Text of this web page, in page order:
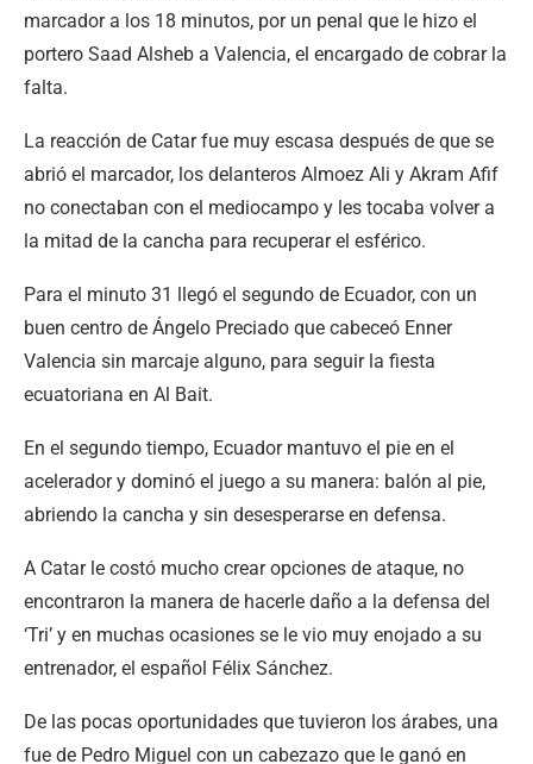
marcador a los 18 minutos, por un penal que le hizo el
portero Saad Alsheb a Valencia, el encargado de cobrar la
falta.
La reacción de Catar fue muy escasa después de que se
abrió el marcador, los delanteros Almoez Ali y Akram Afif
no conectaban con el mediocampo y les tocaba volver a
la mitad de la cancha para recuperar el esférico.
Para el minuto 31 llegó el segundo de Ecuador, con un
buen centro de Ángelo Preciado que cabeceó Enner
Valencia sin marcaje alguno, para seguir la fiesta
ecuatoriana en Al Bait.
En el segundo tiempo, Ecuador mantuvo el pie en el
acelerador y dominó el juego a su manera: balón al pie,
abriendo la cancha y sin desesperarse en defensa.
A Catar le costó mucho crear opciones de ataque, no
encontraron la manera de hacerle daño a la defensa del
‘Tri’ y en muchas ocasiones se le vio muy enojado a su
entrenador, el español Félix Sánchez.
De las pocas oportunidades que tuvieron los árabes, una
fue de Pedro Miguel con un cabezazo que le ganó en